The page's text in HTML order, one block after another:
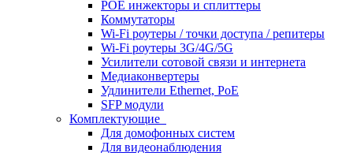
POE инжекторы и сплиттеры
Коммутаторы
Wi-Fi роутеры / точки доступа / репитеры
Wi-Fi роутеры 3G/4G/5G
Усилители сотовой связи и интернета
Медиаконвертеры
Удлинители Ethernet, PoE
SFP модули
Комплектующие
Для домофонных систем
Для видеонаблюдения